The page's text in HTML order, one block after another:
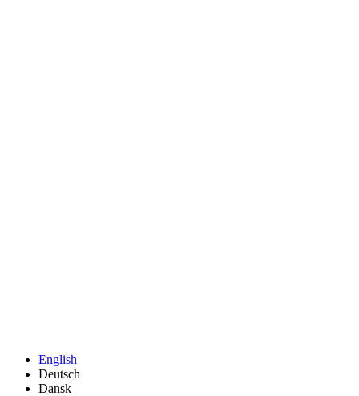
English
Deutsch
Dansk